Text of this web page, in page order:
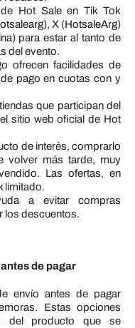
Hot Sale en Tik Tok
), X (HotsaleArg)
) para estar al tanto de
del evento.
ofrecen facilidades de
pago en cuotas con y
que participan del
sitio web oficial de Hot
de interés, comprarlo
volver más tarde, muy
Las ofertas, en
limitado.
a evitar compras
los descuentos.
de pagar
envío antes de pagar
Estas opciones
del producto que se